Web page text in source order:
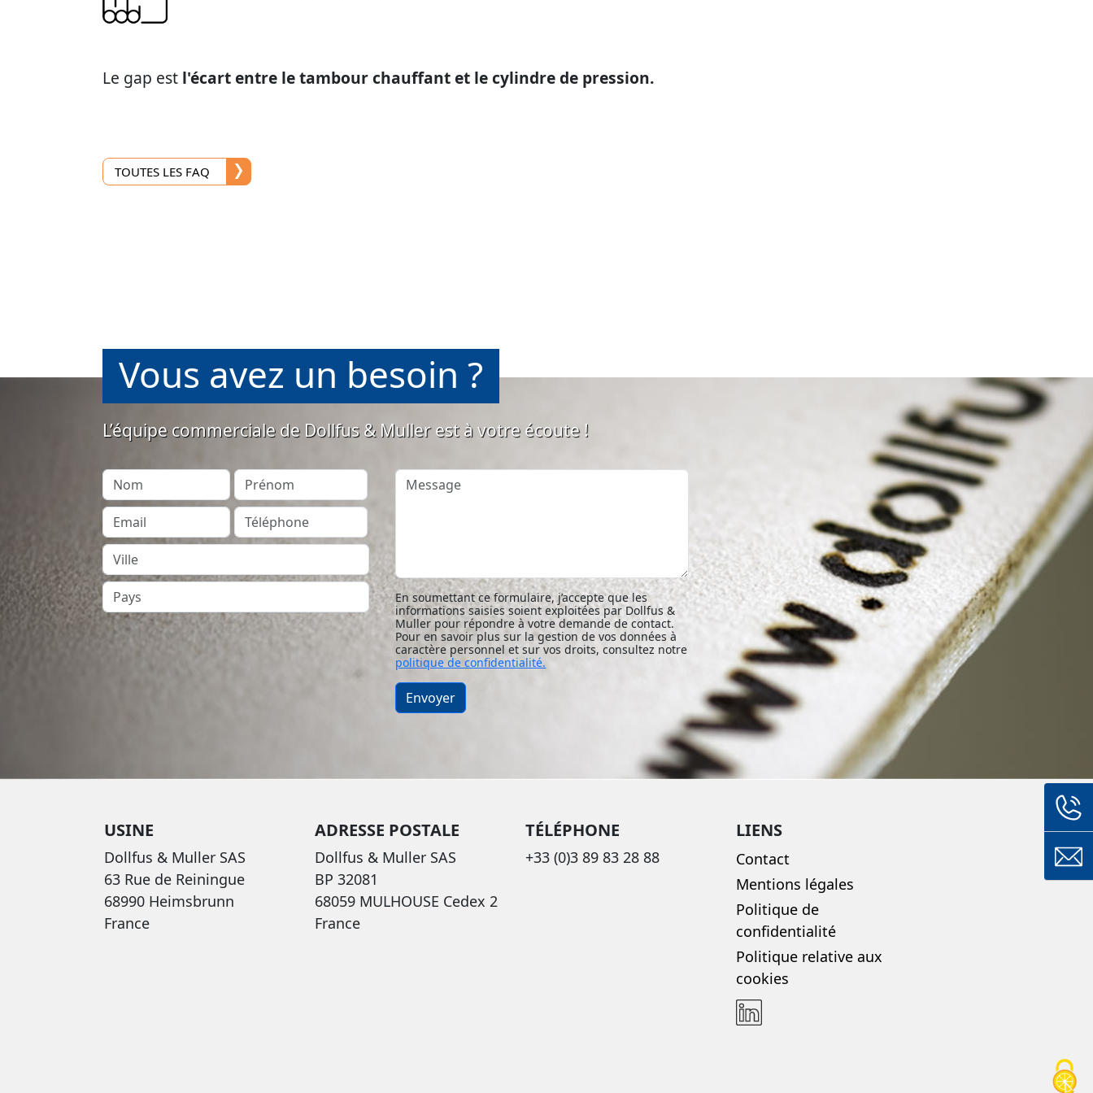
Le gap est l'écart entre le tambour chauffant et le cylindre de pression.
TOUTES LES FAQ
Vous avez un besoin ?
L’équipe commerciale de Dollfus & Muller est à votre écoute !
Nom
Prénom
Email
Téléphone
Ville
Pays
Message
En soumettant ce formulaire, j’accepte que les
informations saisies soient exploitées par Dollfus &
Muller pour répondre à votre demande de contact.
Pour en savoir plus sur la gestion de vos données à
caractère personnel et sur vos droits, consultez notre
politique de confidentialité.
Envoyer
USINE
Dollfus & Muller SAS
63 Rue de Reiningue
68990 Heimsbrunn
France
ADRESSE POSTALE
Dollfus & Muller SAS
BP 32081
68059 MULHOUSE Cedex 2
France
TÉLÉPHONE
+33 (0)3 89 83 28 88
LIENS
Contact
Mentions légales
Politique de
confidentialité
Politique relative aux
cookies